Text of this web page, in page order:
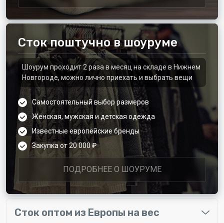
Сток поштучно в шоуруме
Шоурум проходит 2 раза в месяц на складе в Нижнем
Новгороде, можно лично приехать и выбрать вещи
Самостоятельный выбор размеров
Женская, мужская и детская одежда
Известные европейские бренды
Закупка от 20 000 ₽
ПОДРОБНЕЕ О ШОУРУМЕ
Сток оптом из Европы на вес